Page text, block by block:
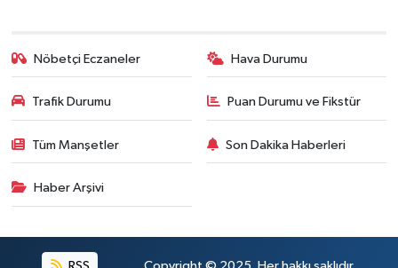
Nöbetçi Eczaneler Hava Durumu
Trafik Durumu Puan Durumu ve Fikstür
Tüm Manşetler Son Dakika Haberleri
Haber Arşivi